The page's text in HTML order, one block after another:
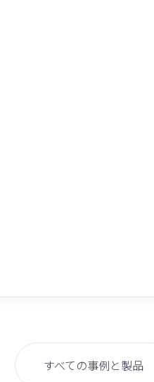
すべての事例と製品